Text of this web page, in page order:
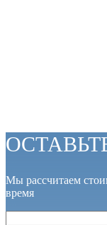
Мы рассчитаем
время